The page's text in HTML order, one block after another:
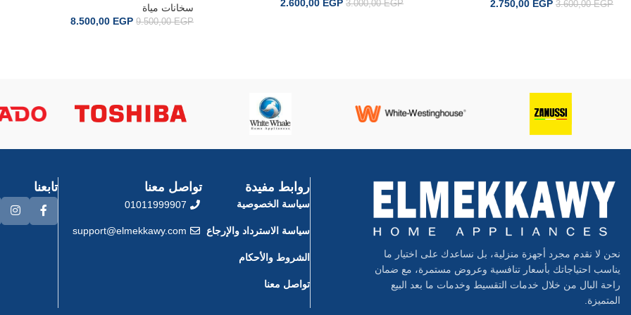
3.600,00EGP
2.750,00 EGP
3.000,00EGP
2.600,00 EGP
pro 8530940
سخانات مياة
9.500,00EGP
8.500,00 EGP
نحن لا نقدم مجرد أجهزة منزلية، بل نساعدك على اختيار ما
يناسب احتياجاتك بأسعار تنافسية وعروض مستمرة، مع ضمان
راحة البال من خلال خدمات التقسيط وخدمات ما بعد البيع
المتميزة.
روابط مفيدة
سياسة الخصوصية
سياسة الاسترداد والإرجاع
الشروط والأحكام
تواصل معنا
تواصل معنا
01011999907
support@elmekkawy.com
تابعنا